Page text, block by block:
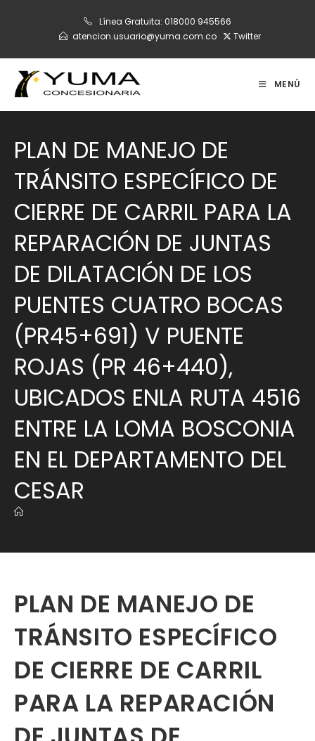
Línea Gratuita: 018000 945566
atencion.usuario@yuma.com.co
Twitter
MENÚ
PLAN DE MANEJO DE
TRÁNSITO ESPECÍFICO DE
CIERRE DE CARRIL PARA LA
REPARACIÓN DE JUNTAS
DE DILATACIÓN DE LOS
PUENTES CUATRO BOCAS
(PR45+691) V PUENTE
ROJAS (PR 46+440),
UBICADOS ENLA RUTA 4516
ENTRE LA LOMA BOSCONIA
EN EL DEPARTAMENTO DEL
CESAR
PLAN DE MANEJO DE
TRÁNSITO ESPECÍFICO
DE CIERRE DE CARRIL
PARA LA REPARACIÓN